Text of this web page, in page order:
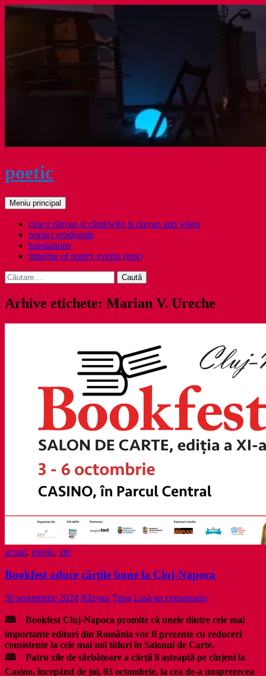
Sari
poetic
Caută
Meniu principal
cine e răzvan și când/who is răzvan and when
poetici relaţionale
translations
timeline of poetry events (eng)
Caută
după:
Arhive etichete: Marian V. Ureche
actual, media, util
Bookfest aduce cărțile bune la Cluj-Napoca
30 septembrie 2024 Răzvan Țupa Lasă un comentariu
🕮 Bookfest Cluj-Napoca promite că unele dintre cele mai
importante edituri din România vor fi prezente cu reduceri
consistente la cele mai noi titluri în Salonul de Carte.
🕮 Patru zile de sărbătoare a cărții îi așteaptă pe clujeni la
Casino, începând de joi, 03 octombrie, la cea de-a unsprezecea